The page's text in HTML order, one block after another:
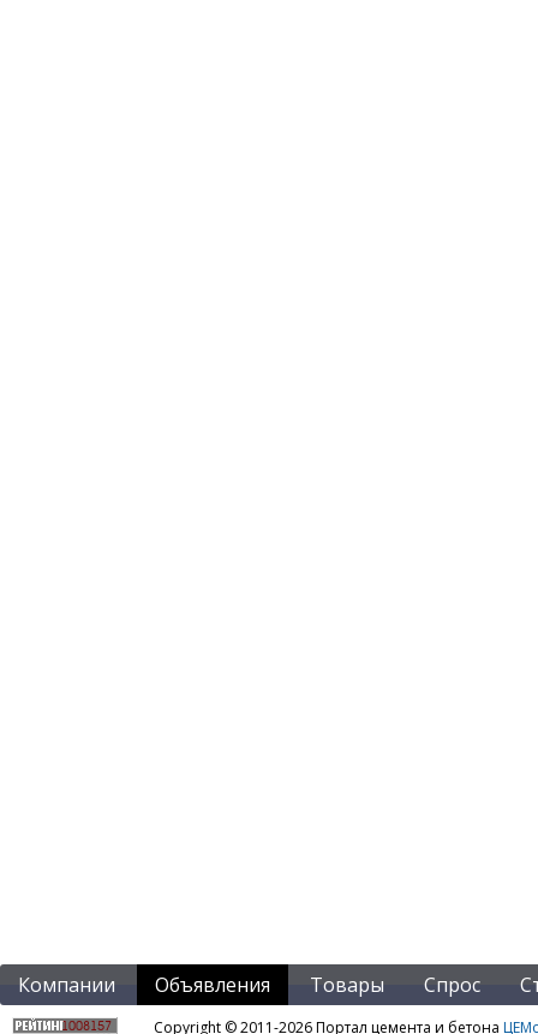
Компании Объявления Товары Спрос
Copyright © 2011-2026 Портал цемента и бетона